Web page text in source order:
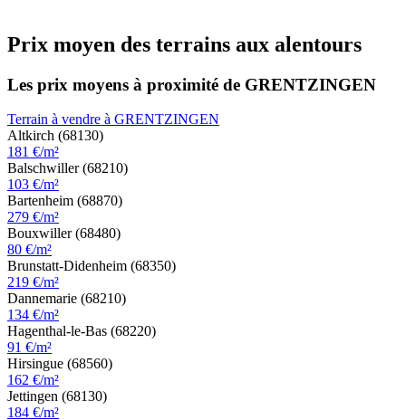
Prix moyen des terrains aux alentours
Les prix moyens à proximité de GRENTZINGEN
Terrain à vendre à GRENTZINGEN
Altkirch (68130)
181 €/m²
Balschwiller (68210)
103 €/m²
Bartenheim (68870)
279 €/m²
Bouxwiller (68480)
80 €/m²
Brunstatt-Didenheim (68350)
219 €/m²
Dannemarie (68210)
134 €/m²
Hagenthal-le-Bas (68220)
91 €/m²
Hirsingue (68560)
162 €/m²
Jettingen (68130)
184 €/m²